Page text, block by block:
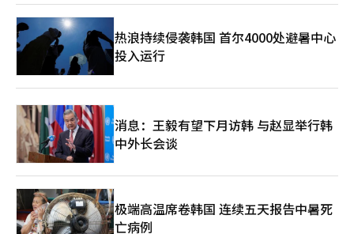
热浪持续侵袭韩国 首尔4000处避暑中心
投入运行
消息：王毅有望下月访韩 与赵显举行韩
中外长会谈
极端高温席卷韩国 连续五天报告中暑死
亡病例